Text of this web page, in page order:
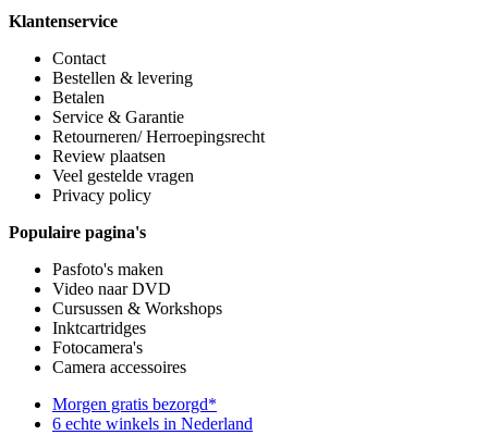
Klantenservice
Contact
Bestellen & levering
Betalen
Service & Garantie
Retourneren/ Herroepingsrecht
Review plaatsen
Veel gestelde vragen
Privacy policy
Populaire pagina's
Pasfoto's maken
Video naar DVD
Cursussen & Workshops
Inktcartridges
Fotocamera's
Camera accessoires
Morgen gratis bezorgd*
6 echte winkels in Nederland